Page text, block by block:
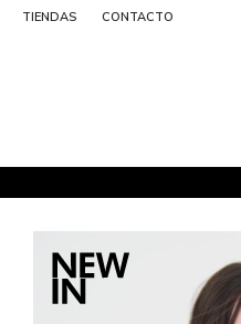
TIENDAS CONTACTO